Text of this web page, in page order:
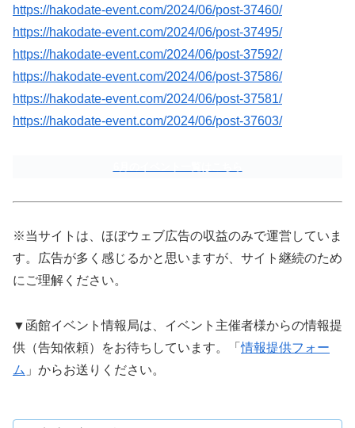
https://hakodate-event.com/2024/06/post-37460/
https://hakodate-event.com/2024/06/post-37495/
https://hakodate-event.com/2024/06/post-37592/
https://hakodate-event.com/2024/06/post-37586/
https://hakodate-event.com/2024/06/post-37581/
https://hakodate-event.com/2024/06/post-37603/
※当サイトは、ほぼウェブ広告の収益のみで運営していま
す。広告が多く感じるかと思いますが、サイト継続のため
にご理解ください。
▼函館イベント情報局は、イベント主催者様からの情報提
供（告知依頼）をお待ちしています。「情報提供フォー
ム 」からお送りください。